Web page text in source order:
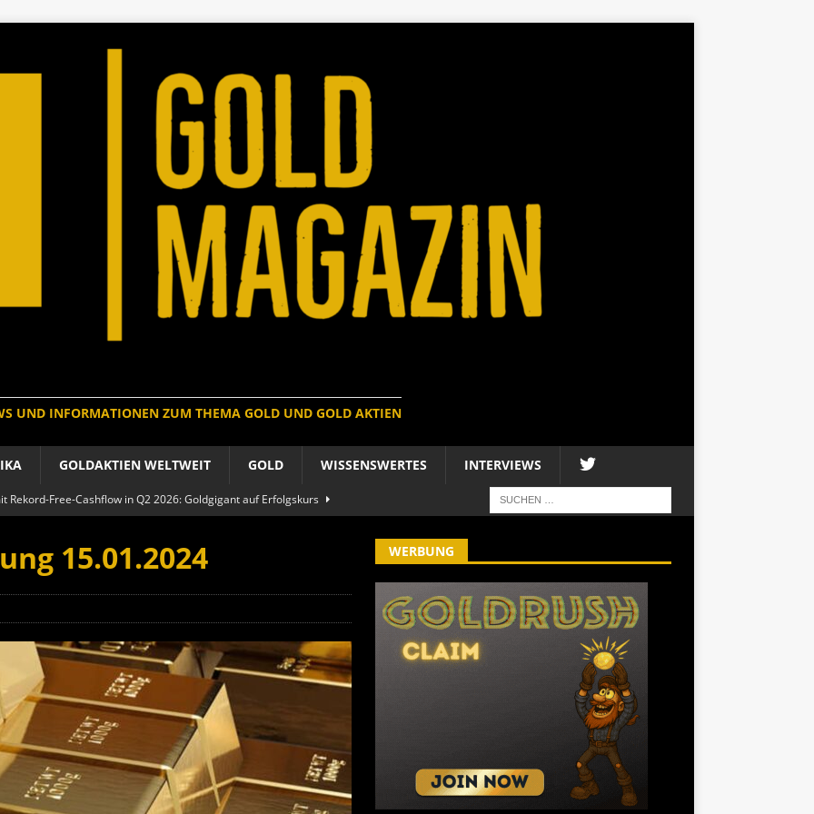
UND INFORMATIONEN ZUM THEMA GOLD UND GOLD AKTIEN
GOLDAKTIEN WELTWEIT GOLD WISSENSWERTES INTERVIEWS
Rekord-Free-Cashflow in Q2 2026: Goldgigant auf Erfolgskurs
der Welt baut um: Newmont vor Befreiungsschlag
arktischen Härtetest: Feuer-Drama fordert neuen CEO heraus
Aktie: Umbau in Skandinavien nach Schweden-Deal
boomen nach Preissturz: Asien kauft physisch GOLD
15.01.2024 WERBUNG